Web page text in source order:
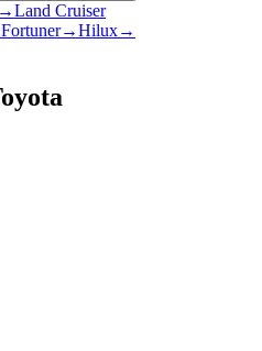
→Land Cruiser
Fortuner→Hilux→